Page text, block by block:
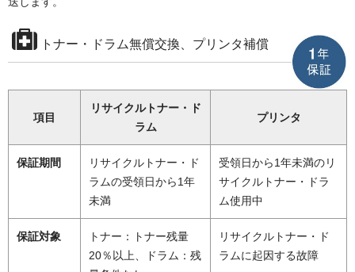
トナー・ドラム無償交換、プリンタ補償
項目
リサイクルトナー・ド
ラム
プリンタ
保証期間
リサイクルトナー・ド
ラムの受領日から1年
未満
受領日から1年未満のリ
サイクルトナー・ドラ
ム使用中
保証対象
トナー：トナー残量
20％以上、ドラム：残
リサイクルトナー・ド
ラムに起因する故障